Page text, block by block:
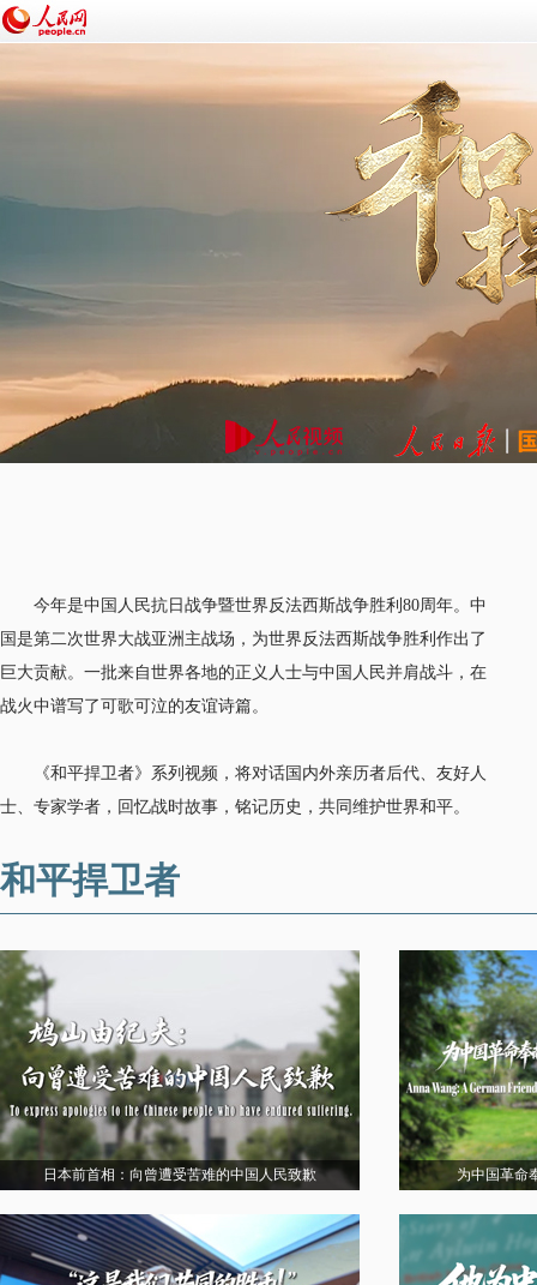
今年是中国人民抗日战争暨世界反法西斯战争胜利80周年。中
国是第二次世界大战亚洲主战场，为世界反法西斯战争胜利作出了
巨大贡献。一批来自世界各地的正义人士与中国人民并肩战斗，在
战火中谱写了可歌可泣的友谊诗篇。
《和平捍卫者》系列视频，将对话国内外亲历者后代、友好人
士、专家学者，回忆战时故事，铭记历史，共同维护世界和平。
和平捍卫者
日本前首相：向曾遭受苦难的中国人民致歉 为中国革命